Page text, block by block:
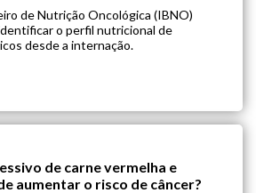
de Nutrição Oncológica (IBNO)
o perfil nutricional de
desde a internação.
de carne vermelha e
aumentar o risco de câncer?